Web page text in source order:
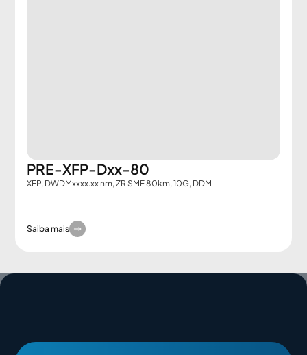
PRE-XFP-Dxx-80
XFP, DWDMxxxx.xx nm, ZR SMF 80km, 10G, DDM
Saiba mais